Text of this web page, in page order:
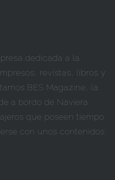
dedicada a la
revistas, libros y
BES Magazine, la
a bordo de Naviera
que poseen tiempo
con unos contenidos